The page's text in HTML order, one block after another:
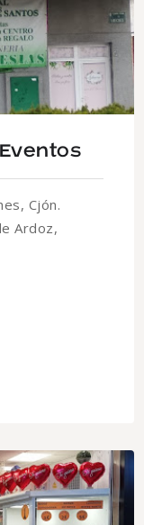
Cjón.
Ardoz,